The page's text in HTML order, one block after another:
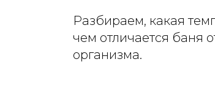
Разбираем, какая
чем отличается баня
организма.